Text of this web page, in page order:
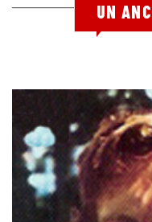
UN